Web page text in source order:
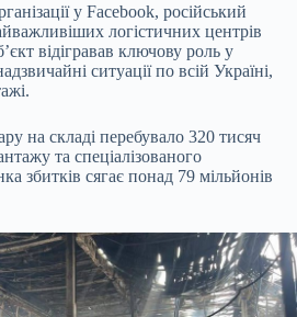
у Facebook, російський
логістичних центрів
відігравав ключову роль у
ситуації по всій Україні,
на складі перебувало 320 тисяч
та спеціалізованого
збитків сягає понад 79 мільйонів